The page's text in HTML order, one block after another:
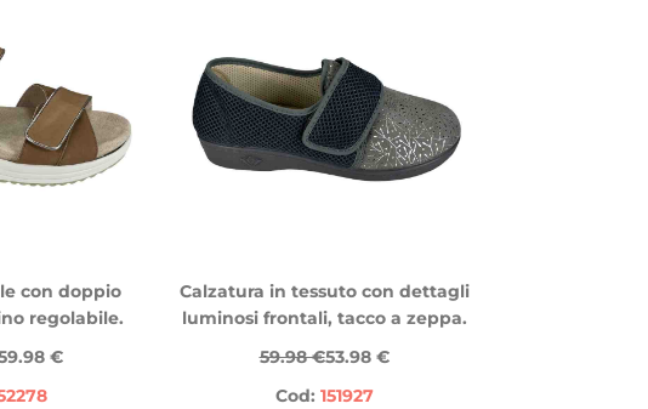
con doppio
regolabile.
€
Calzatura in tessuto con dettagli
luminosi frontali, tacco a zeppa.
59.98 €53.98 €
Cod: 151927